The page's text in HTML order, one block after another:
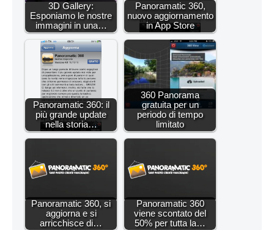
3D Gallery:
Esponiamo le nostre
immagini in una…
Panoramatic 360,
nuovo aggiornamento
in App Store
Panoramatic 360: il
più grande update
nella storia…
360 Panorama
gratuita per un
periodo di tempo
limitato
Panoramatic 360, si
aggiorna e si
arricchisce di…
Panoramatic 360
viene scontato del
50% per tutta la…